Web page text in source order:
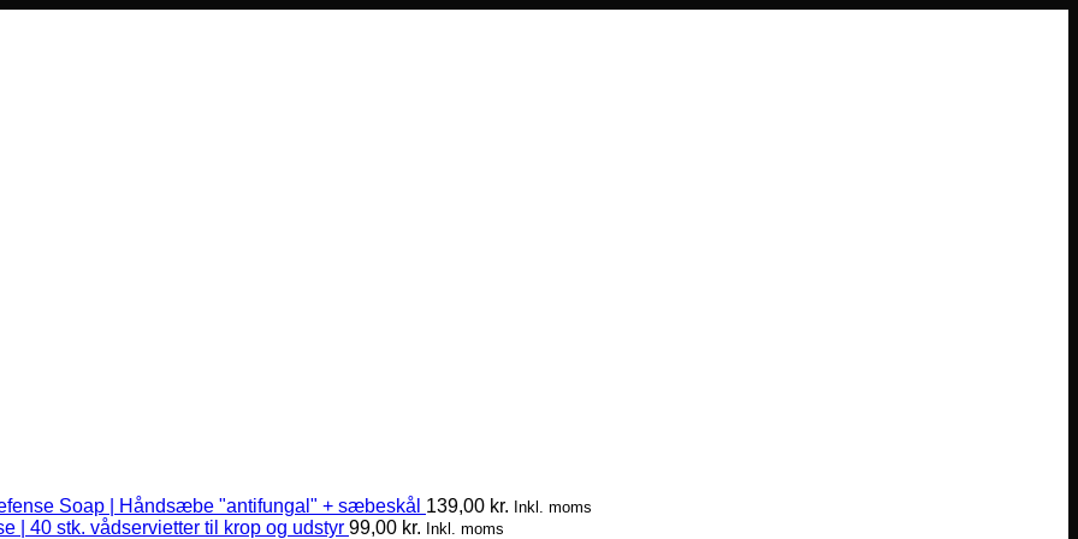
Soap | Håndsæbe "antifungal" + sæbeskål 139,00 kr. Inkl. moms
| 40 stk. vådservietter til krop og udstyr 99,00 kr. Inkl. moms